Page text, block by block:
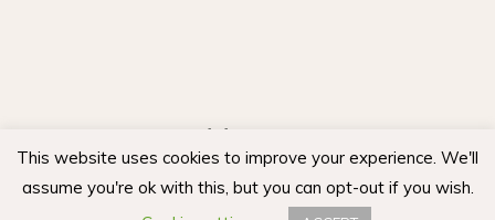
matt weddings imagery
imagery that lasts a lifetime.
This website uses cookies to improve your experience. We'll
assume you're ok with this, but you can opt-out if you wish.